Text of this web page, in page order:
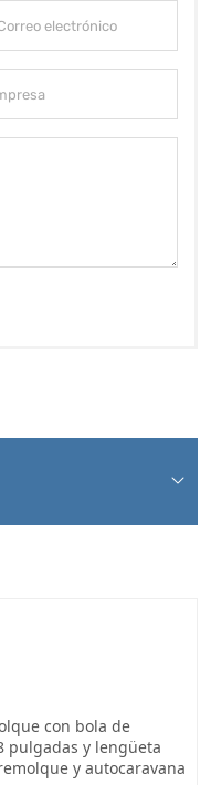
con bola de
pulgadas y lengüeta
y autocaravana